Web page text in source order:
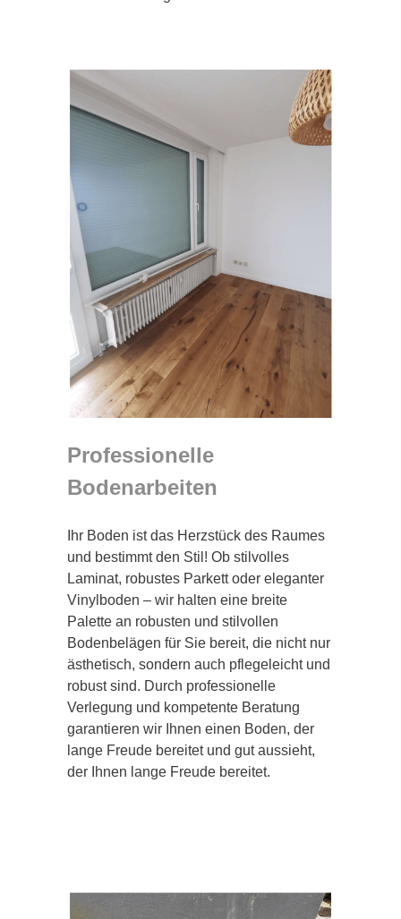
Professionelle
Bodenarbeiten
Ihr Boden ist das Herzstück des Raumes
und bestimmt den Stil! Ob stilvolles
Laminat, robustes Parkett oder eleganter
Vinylboden – wir halten eine breite
Palette an robusten und stilvollen
Bodenbelägen für Sie bereit, die nicht nur
ästhetisch, sondern auch pflegeleicht und
robust sind. Durch professionelle
Verlegung und kompetente Beratung
garantieren wir Ihnen einen Boden, der
lange Freude bereitet und gut aussieht,
der Ihnen lange Freude bereitet.